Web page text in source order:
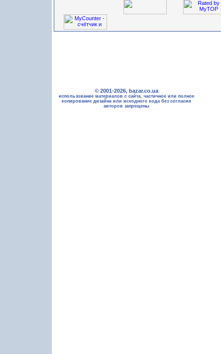
© 2001-2026, bazar.co.ua
использование материалов с сайта, частичное или полное
копирование дизайна или исходного кода без согласия
авторов запрещены